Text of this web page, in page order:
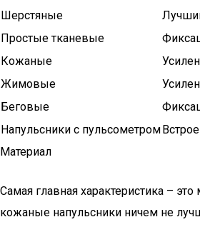
Шерстяные
Простые тканевые
Кожаные
Жимовые
Беговые
Напульсники с пульсометром
Материал
Самая главная характеристика –
кожаные напульсники ничем не